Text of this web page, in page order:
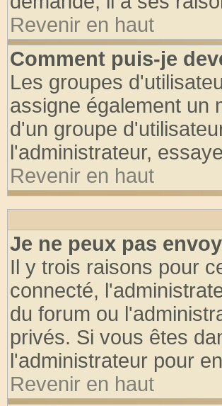
Revenir en haut
Comment puis-je
Les groupes
assigne également un
d'un groupe
l'administrateur,
Revenir en haut
Je ne peux pas
Il y trois raisons pour
connecté,
du forum ou
privés. Si vous êtes
l'administrateur pour
Revenir en haut